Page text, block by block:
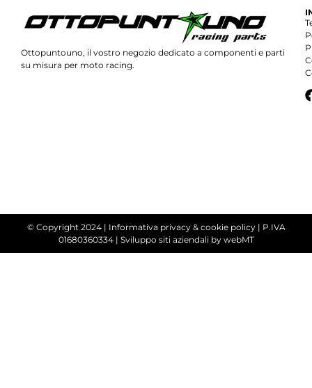
Ottopuntouno, il vostro negozio dedicato a componenti e parti
su misura per moto racing.
© Copyright 2024 | Informativa privacy & cookie policy| P.IVA
01680360334 | Sviluppo siti aziendaliby webMT